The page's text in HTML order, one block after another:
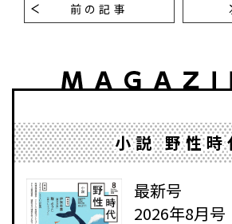
前の記事
小説 野性時
最新号
2026年8月号